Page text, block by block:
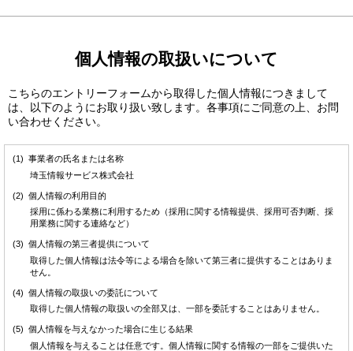
個人情報の取扱いについて
こちらのエントリーフォームから取得した個人情報につきまして
は、以下のようにお取り扱い致します。各事項にご同意の上、お問
い合わせください。
事業者の氏名または名称
埼玉情報サービス株式会社
個人情報の利用目的
採用に係わる業務に利用するため（採用に関する情報提供、採用可否判断、採
用業務に関する連絡など）
個人情報の第三者提供について
取得した個人情報は法令等による場合を除いて第三者に提供することはありま
せん。
個人情報の取扱いの委託について
取得した個人情報の取扱いの全部又は、一部を委託することはありません。
個人情報を与えなかった場合に生じる結果
個人情報を与えることは任意です。個人情報に関する情報の一部をご提供いた